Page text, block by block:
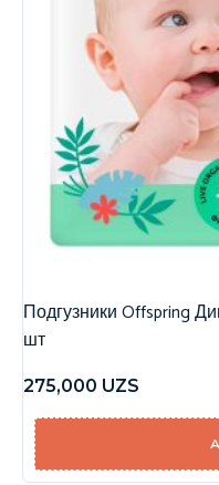
Подгузники Offspring
шт
275,000 UZS